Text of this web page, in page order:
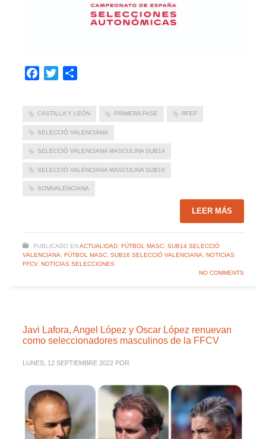
Facebook
Twitter
CASTILLA Y LEÓN PRIMERA FASE RFEF
SELECCIÓ VALENCIANA
SELECCIÓ VALENCIANA MASCULINA SUB14
SELECCIÓ VALENCIANA MASCULINA SUB16
SOMVALENCIANA
LEER MÁS
PUBLICADO EN ACTUALIDAD, FÚTBOL MASC. SUB14 SELECCIÓ
VALENCIANA, FÚTBOL MASC. SUB16 SELECCIÓ VALENCIANA, NOTICIAS
FFCV, NOTICIAS SELECCIONES
NO COMMENTS
Javi Lafora, Angel López y Oscar López renuevan
como seleccionadores masculinos de la FFCV
LUNES, 12 SEPTIEMBRE 2022 POR